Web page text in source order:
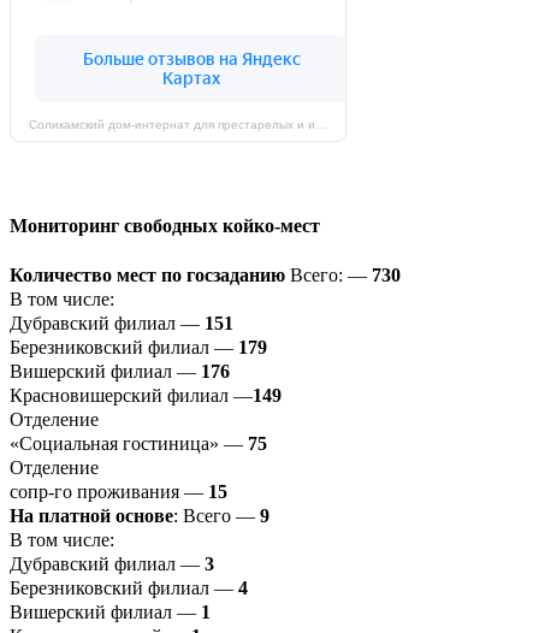
Мониторинг свободных койко-мест
Количество мест по госзаданию Всего: — 730
В том числе:
Дубравский филиал — 151
Березниковский филиал — 179
Вишерский филиал — 176
Красновишерский филиал —149
Отделение
«Социальная гостиница» — 75
Отделение
сопр-го проживания — 15
На платной основе: Всего — 9
В том числе:
Дубравский филиал — 3
Березниковский филиал — 4
Вишерский филиал — 1